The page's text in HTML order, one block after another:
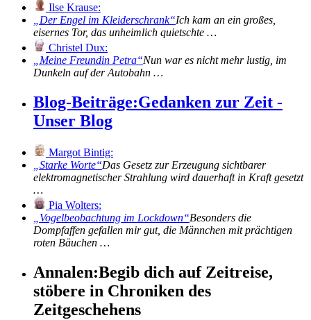
Ilse Krause:
Der Engel im Kleiderschrank Ich kam an ein großes,
eisernes Tor, das unheimlich quietschte …
Christel Dux:
Meine Freundin Petra Nun war es nicht mehr lustig, im
Dunkeln auf der Autobahn …
Blog-Beiträge:Gedanken zur Zeit -
Unser Blog
Margot Bintig:
Starke Worte Das Gesetz zur Erzeugung sichtbarer
elektromagnetischer Strahlung wird dauerhaft in Kraft gesetzt
…
Pia Wolters:
Vogelbeobachtung im Lockdown Besonders die
Dompfaffen gefallen mir gut, die Männchen mit prächtigen
roten Bäuchen …
Annalen:Begib dich auf Zeitreise,
stöbere in Chroniken des
Zeitgeschehens